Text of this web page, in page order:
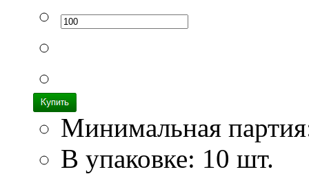
Минимальная
В упаковке: 10 шт.